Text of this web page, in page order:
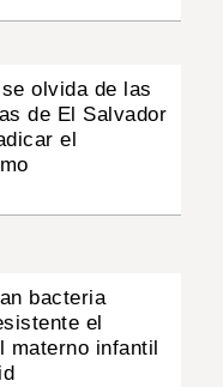
olvida de las
de El Salvador
el
bacteria
el
materno infantil